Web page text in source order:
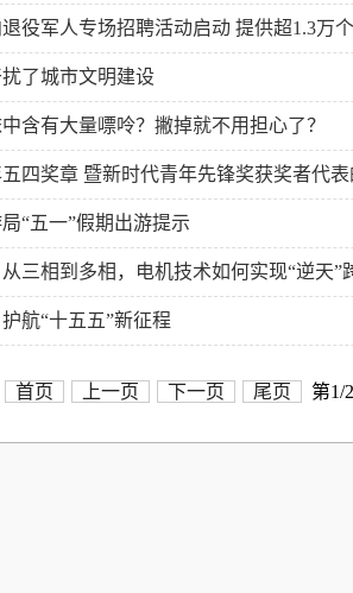
役军人专场招聘活动启动 提供超1.3万
了城市文明建设
含有大量嘌呤？撇掉就不用担心了？
四奖章 暨新时代青年先锋奖获奖者代表
“五一”假期出游提示
三相到多相，电机技术如何实现“逆天”
航“十五五”新征程
首页 上一页 下一页 尾页 第1/